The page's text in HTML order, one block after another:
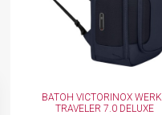
BATOH VICTORINOX
TRAVELER 7.0 DELUXE